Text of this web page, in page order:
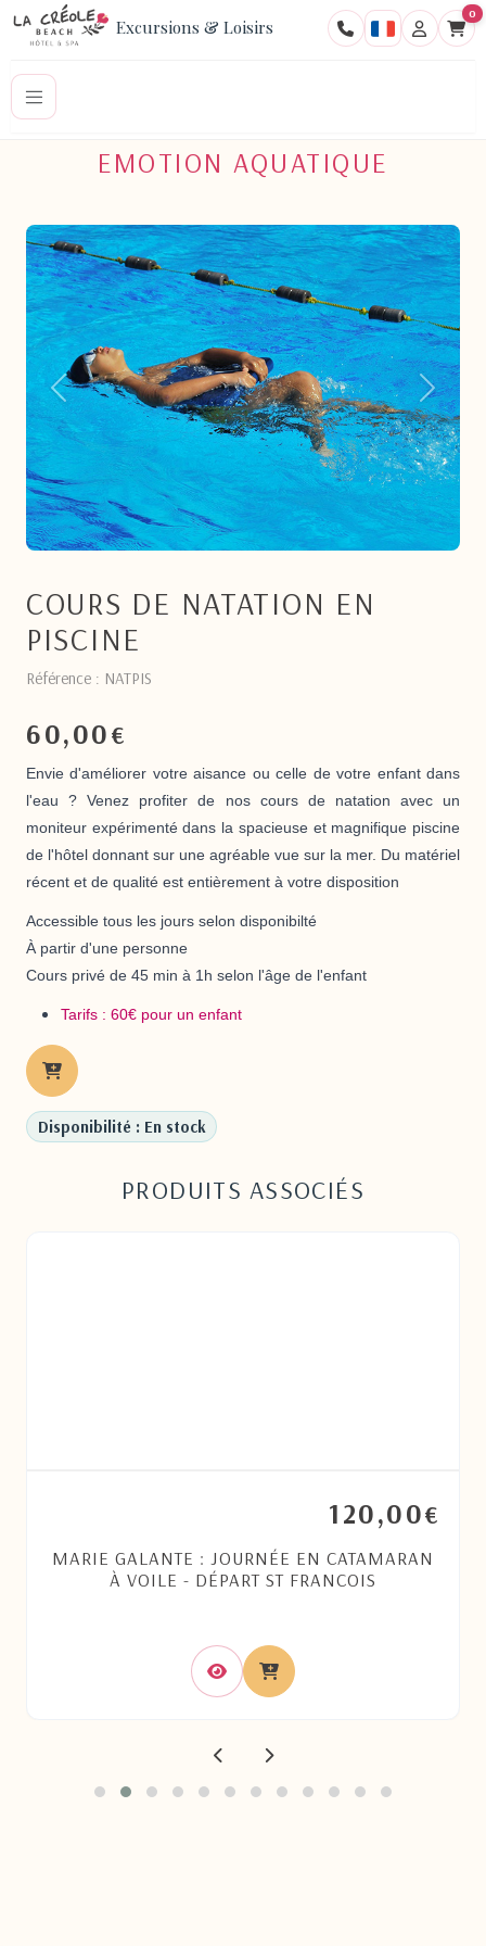
Excursions & Loisirs
0
EMOTION AQUATIQUE
Pr�c�dent Suivant
COURS DE NATATION EN
PISCINE
Référence : NATPIS
60,00€
Envie d'améliorer votre aisance ou celle de votre enfant dans
l'eau ? Venez profiter de nos cours de natation avec un
moniteur expérimenté dans la spacieuse et magnifique piscine
de l'hôtel donnant sur une agréable vue sur la mer. Du matériel
récent et de qualité est entièrement à votre disposition
Accessible tous les jours selon disponibilté
À partir d'une personne
Cours privé de 45 min à 1h selon l'âge de l'enfant
Tarifs : 60€ pour un enfant
Disponibilité : En stock
PRODUITS ASSOCIÉS
120,00€
MARIE GALANTE : JOURNÉE EN CATAMARAN
À VOILE - DÉPART ST FRANCOIS